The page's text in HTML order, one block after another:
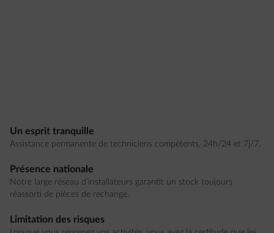
Un esprit tranquille
Assistance permanente de techniciens compétents, 24h/24 et 7j/7.
Présence nationale
Notre large réseau d’installateurs garantit un stock toujours
réassorti de pièces de rechange.
Limitation des risques